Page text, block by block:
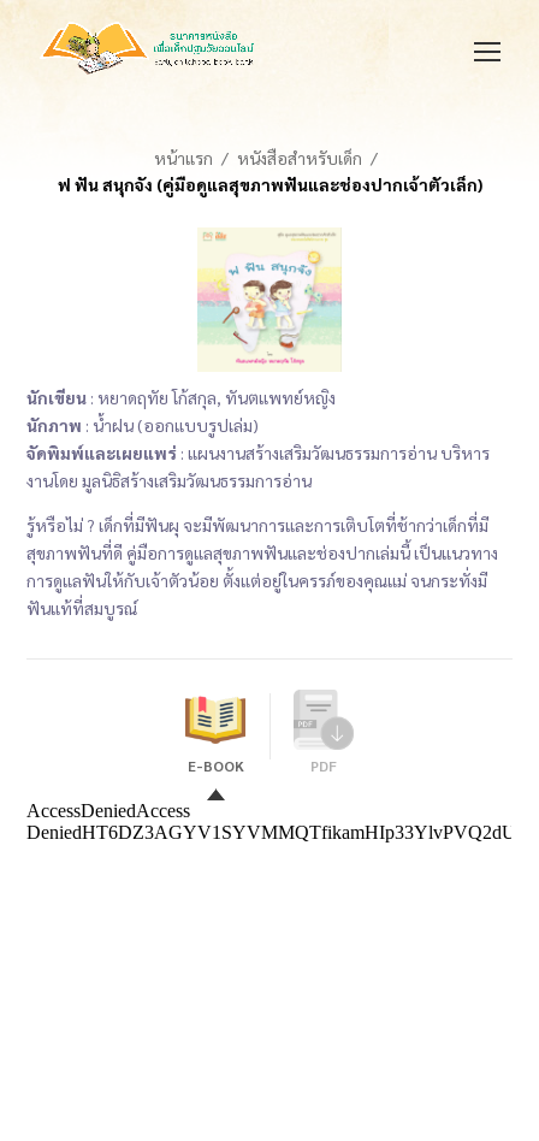
หน้าแรก
หนังสือสำหรับเด็ก
ฟ ฟัน สนุกจัง (คู่มือดูแลสุขภาพฟันและช่องปากเจ้าตัวเล็ก)
นักเขียน : หยาดฤทัย โก้สกุล, ทันตแพทย์หญิง
นักภาพ : น้ำฝน (ออกแบบรูปเล่ม)
จัดพิมพ์และเผยแพร่ : แผนงานสร้างเสริมวัฒนธรรมการอ่าน บริหาร
งานโดย มูลนิธิสร้างเสริมวัฒนธรรมการอ่าน
รู้หรือไม่ ? เด็กที่มีฟันผุ จะมีพัฒนาการและการเติบโตที่ช้ากว่าเด็กที่มี
สุขภาพฟันที่ดี คู่มือการดูแลสุขภาพฟันและช่องปากเล่มนี้ เป็นแนวทาง
การดูแลฟันให้กับเจ้าตัวน้อย ตั้งแต่อยู่ในครรภ์ของคุณแม่ จนกระทั่งมี
ฟันแท้ที่สมบูรณ์
E-BOOK PDF